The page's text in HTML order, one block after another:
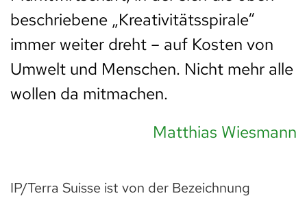
beschriebene „Kreativitätsspirale“
immer weiter dreht – auf Kosten von
Umwelt und Menschen. Nicht mehr alle
wollen da mitmachen.
Matthias Wiesmann
IP/Terra Suisse ist von der Bezeichnung